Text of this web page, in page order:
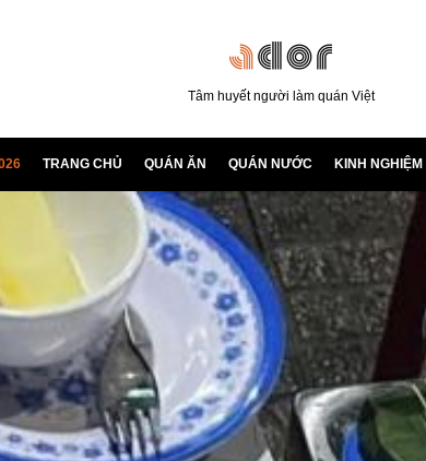
Tâm huyết người làm quán Việt
TRANG CHỦ QUÁN ĂN QUÁN NƯỚC KINH NGHIỆM